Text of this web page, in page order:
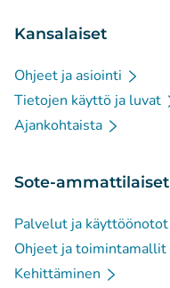
Kansalaiset
Ohjeet ja asiointi
Tietojen käyttö ja luvat
Ajankohtaista
Sote-ammattilaiset
Palvelut ja käyttöönotot
Ohjeet ja toimintamallit
Kehittäminen